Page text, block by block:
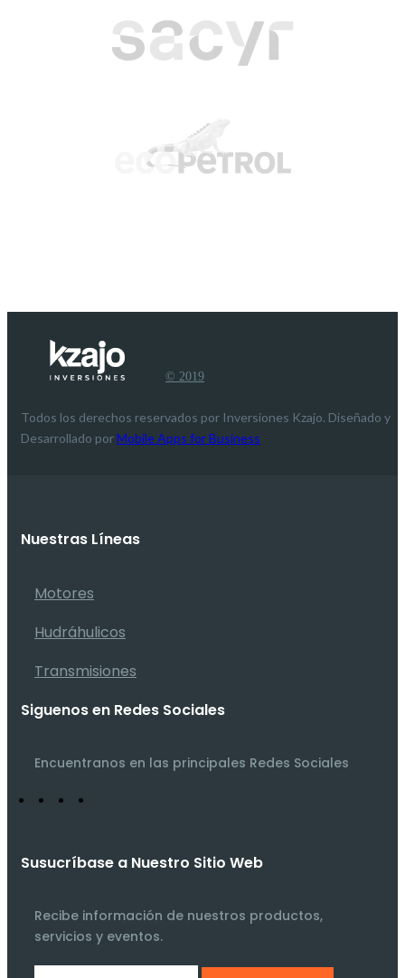
© 2019
Todos los derechos reservados por Inversiones Kzajo. Diseñado y
Desarrollado porMobile Apps for Business
Nuestras Líneas
Motores
Hudráhulicos
Transmisiones
Siguenos en Redes Sociales
Encuentranos en las principales Redes Sociales
Susucríbase a Nuestro Sitio Web
Recibe información de nuestros productos,
servicios y eventos.